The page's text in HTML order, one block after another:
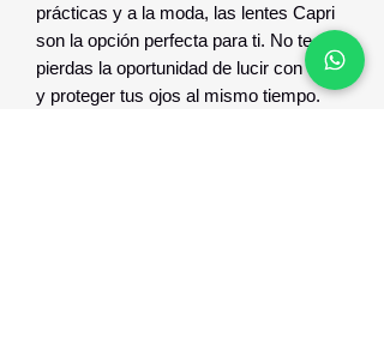
prácticas y a la moda, las lentes Capri
son la opción perfecta para ti. No te
pierdas la oportunidad de lucir con estilo
y proteger tus ojos al mismo tiempo.